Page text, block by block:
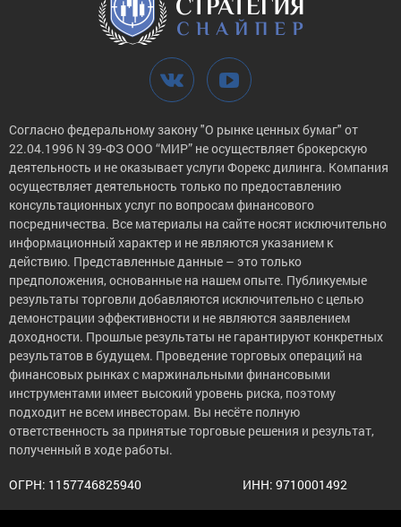
Согласно федеральному закону "О рынке ценных бумаг" от
22.04.1996 N 39-ФЗ ООО “МИР” не осуществляет брокерскую
деятельность и не оказывает услуги Форекс дилинга. Компания
осуществляет деятельность только по предоставлению
консультационных услуг по вопросам финансового
посредничества. Все материалы на сайте носят исключительно
информационный характер и не являются указанием к
действию. Представленные данные – это только
предположения, основанные на нашем опыте. Публикуемые
результаты торговли добавляются исключительно с целью
демонстрации эффективности и не являются заявлением
доходности. Прошлые результаты не гарантируют конкретных
результатов в будущем. Проведение торговых операций на
финансовых рынках с маржинальными финансовыми
инструментами имеет высокий уровень риска, поэтому
подходит не всем инвесторам. Вы несёте полную
ответственность за принятые торговые решения и результат,
полученный в ходе работы.
ОГРН: 1157746825940 ИНН: 9710001492